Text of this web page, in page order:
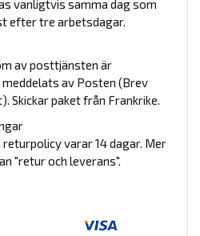
vanligtvis samma dag som
efter tre arbetsdagar.
av posttjänsten är
av Posten (Brev
Skickar paket från Frankrike.
varar 14 dagar. Mer
"retur och leverans".